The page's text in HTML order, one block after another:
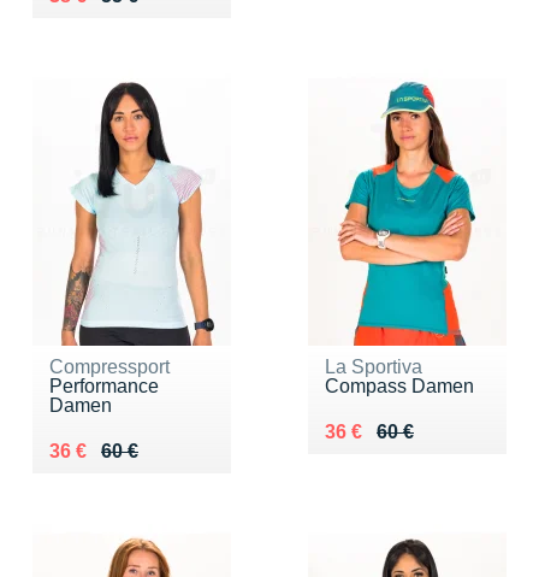
Compressport
Performance
Damen
60 €
Au lieu de 60 €
36 €
Vendu 36 €
La Sportiva
Compass Damen
60 €
Au lieu de 60 €
36 €
Vendu 36 €